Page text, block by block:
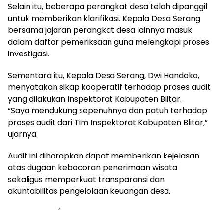
Selain itu, beberapa perangkat desa telah dipanggil
untuk memberikan klarifikasi. Kepala Desa Serang
bersama jajaran perangkat desa lainnya masuk
dalam daftar pemeriksaan guna melengkapi proses
investigasi.
Sementara itu, Kepala Desa Serang, Dwi Handoko,
menyatakan sikap kooperatif terhadap proses audit
yang dilakukan Inspektorat Kabupaten Blitar.
“Saya mendukung sepenuhnya dan patuh terhadap
proses audit dari Tim Inspektorat Kabupaten Blitar,”
ujarnya.
Audit ini diharapkan dapat memberikan kejelasan
atas dugaan kebocoran penerimaan wisata
sekaligus memperkuat transparansi dan
akuntabilitas pengelolaan keuangan desa.